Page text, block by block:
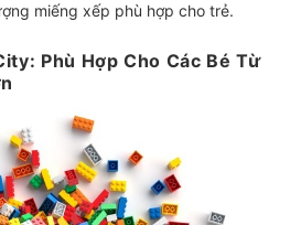
miếng xếp phù hợp cho trẻ.
Phù Hợp Cho Các Bé Từ